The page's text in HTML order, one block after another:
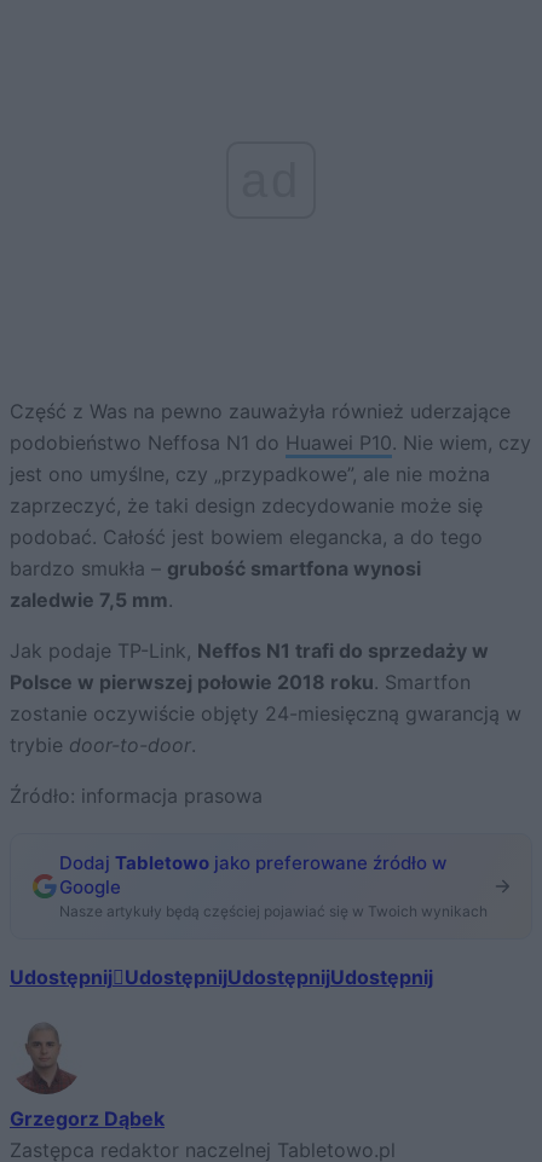
Część z Was na pewno zauważyła również uderzające
podobieństwo Neffosa N1 do Huawei P10. Nie wiem, czy
jest ono umyślne, czy „przypadkowe”, ale nie można
zaprzeczyć, że taki design zdecydowanie może się
podobać. Całość jest bowiem elegancka, a do tego
bardzo smukła – grubość smartfona wynosi
zaledwie 7,5 mm.
Jak podaje TP-Link, Neffos N1 trafi do sprzedaży w
Polsce w pierwszej połowie 2018 roku. Smartfon
zostanie oczywiście objęty 24-miesięczną gwarancją w
trybie door-to-door.
Źródło: informacja prasowa
Dodaj Tabletowo jako preferowane źródło w
Google
Nasze artykuły będą częściej pojawiać się w Twoich wynikach
Udostępnij UdostępnijUdostępnijUdostępnij
Grzegorz Dąbek
Zastępca redaktor naczelnej Tabletowo.pl